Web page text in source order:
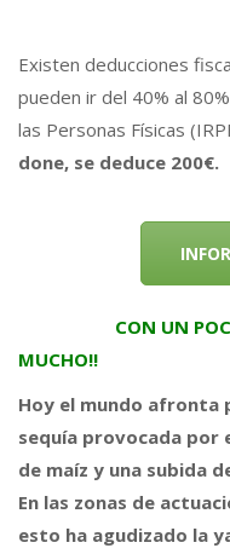
Existen deducciones
pueden ir del 40% al
las Personas Físicas
done, se deduce 200€.
CON UN POCO,
MUCHO!!
Hoy el mundo afronta
sequía provocada por
de maíz y una subida
En las zonas de
esto ha agudizado la